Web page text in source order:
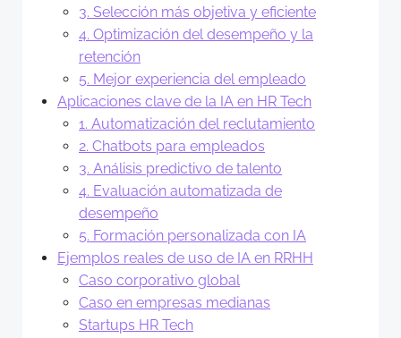
3. Selección más objetiva y eficiente
4. Optimización del desempeño y la
retención
5. Mejor experiencia del empleado
Aplicaciones clave de la IA en HR Tech
1. Automatización del reclutamiento
2. Chatbots para empleados
3. Análisis predictivo de talento
4. Evaluación automatizada de
desempeño
5. Formación personalizada con IA
Ejemplos reales de uso de IA en RRHH
Caso corporativo global
Caso en empresas medianas
Startups HR Tech